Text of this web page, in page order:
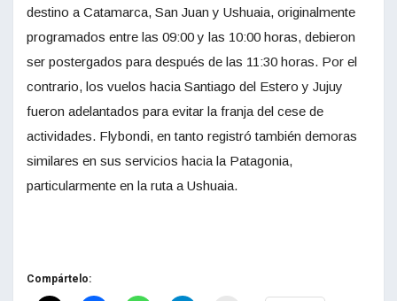
destino a Catamarca, San Juan y Ushuaia, originalmente
programados entre las 09:00 y las 10:00 horas, debieron
ser postergados para después de las 11:30 horas. Por el
contrario, los vuelos hacia Santiago del Estero y Jujuy
fueron adelantados para evitar la franja del cese de
actividades. Flybondi, en tanto registró también demoras
similares en sus servicios hacia la Patagonia,
particularmente en la ruta a Ushuaia.
Compártelo: